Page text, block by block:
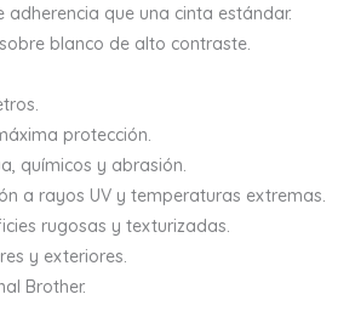
adherencia que una cinta estándar.
blanco de alto contraste.
protección.
químicos y abrasión.
a rayos UV y temperaturas extremas.
rugosas y texturizadas.
y exteriores.
Brother.